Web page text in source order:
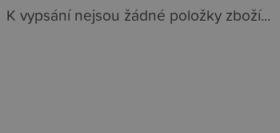
K vypsání nejsou žádné položky zboží...